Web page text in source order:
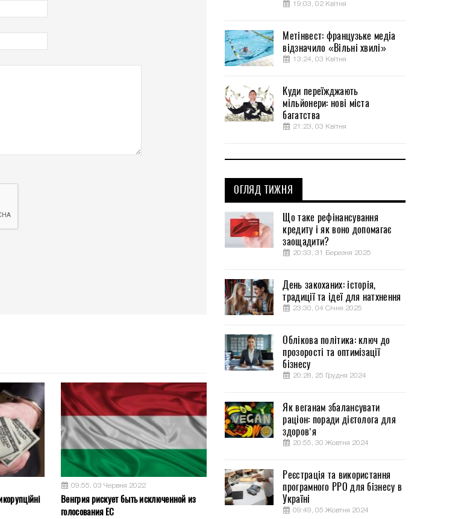
09:55, 03 Червня 2022
Венгрия рискует быть исключенной из
голосования ЕС
19:03, 02 Квітня
Метінвест: французьке медіа
відзначило «Вільні хвилі»
13:24, 03 Квітня
Куди переїжджають
мільйонери: нові міста
багатства
21:23, 03 Квітня
ОГЛЯД ТИЖНЯ
Що таке рефінансування
кредиту і як воно допомагає
заощадити?
20:33, 31 Березня 2025
День закоханих: історія,
традиції та ідеї для натхнення
23:30, 04 Січня 2025
Облікова політика: ключ до
прозорості та оптимізації
бізнесу
20:28, 25 Грудня 2024
Як веганам збалансувати
раціон: поради дієтолога для
здоров’я
20:55, 30 Жовтня 2024
Реєстрація та використання
програмного РРО для бізнесу в
Україні
09:49, 05 Жовтня 2024